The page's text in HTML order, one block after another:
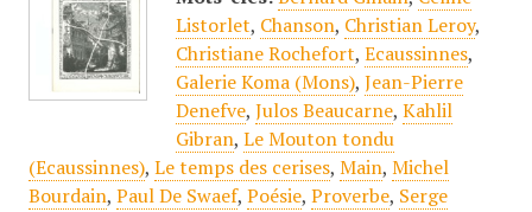
Listorlet, Chanson, Christian Leroy,
Christiane Rochefort, Ecaussinnes,
Galerie Koma (Mons), Jean-Pierre
Denefve, Julos Beaucarne, Kahlil
Gibran, Le Mouton tondu
(Ecaussinnes), Le temps des cerises, Main, Michel
Bourdain, Paul De Swaef, Poésie, Proverbe, Serge